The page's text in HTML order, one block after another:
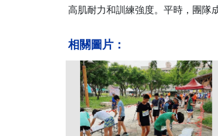
高肌耐力和訓練強度。平時，團隊
相關圖片：